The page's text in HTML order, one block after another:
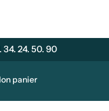
34. 24. 50. 90
panier